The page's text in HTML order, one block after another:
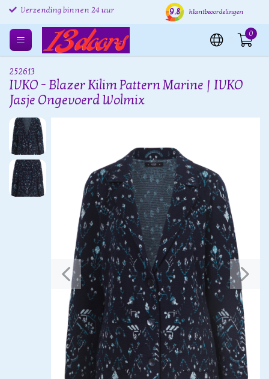
Verzending binnen 24 uur Gratis verzenden EU
9.8 klantbeoordelingen
0
252613
IVKO - Blazer Kilim Pattern Marine | IVKO
Jasje Ongevoerd Wolmix